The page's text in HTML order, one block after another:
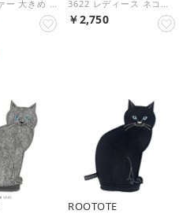
フェイクファー 大きめ 顔付き ポーチ EU.ウィズルー.クリプティッド-C 6846 （Terotero） 3622 レディース ネコ型 フェルト ミニポーチ EU.ウィズルー.オスワリネコ-B （01 SHIRO）
￥2,750
ROOTOTE